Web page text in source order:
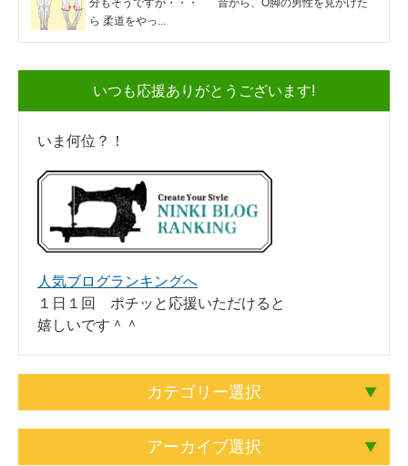
ら 柔道をやっ...
いつも応援ありがとうございます!
いま何位？！
人気ブログランキングへ
１日１回 ポチッと応援いただけると
嬉しいです＾＾
カテゴリー選択
アーカイブ選択